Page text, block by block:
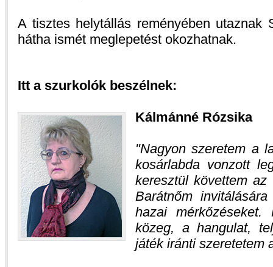
A tisztes helytállás reményében utaznak
hátha ismét meglepetést okozhatnak.
Itt a szurkolók beszélnek:
Kálmánné Rózsika
Nagyon szeretem a
kosárlabda vonzott
keresztül követtem az
Barátnőm
hazai mérkőzéseket.
közeg, a hangulat,
játék iránti szeretetem